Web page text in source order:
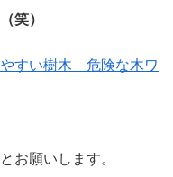
笑）
すい樹木 危険な木ワ
お願いします。